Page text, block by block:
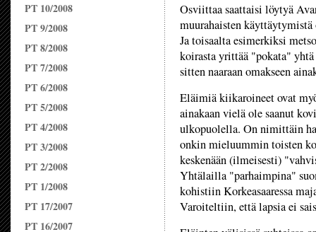
PT 10/2008
PT 9/2008
PT 8/2008
PT 7/2008
PT 6/2008
PT 5/2008
PT 4/2008
PT 3/2008
PT 2/2008
PT 1/2008
PT 17/2007
PT 16/2007
Osviittaa saattaisi löytyä
muurahaisten
Ja toisaalta esimerkiksi
koirasta yrittää "pokata" yhtä
sitten naaraan omakseen
Eläimiä kiikaroineet ovat
ainakaan vielä ole saanut
ulkopuolella. On nimittäin
onkin mieluummin toisten
keskenään (ilmeisesti)
Yhtälailla "parhaimpina"
kohistiin Korkeasaaressa
Varoiteltiin, että lapsia ei